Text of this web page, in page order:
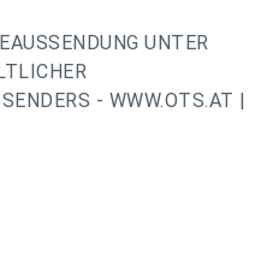
UNTER
- WWW.OTS.AT |